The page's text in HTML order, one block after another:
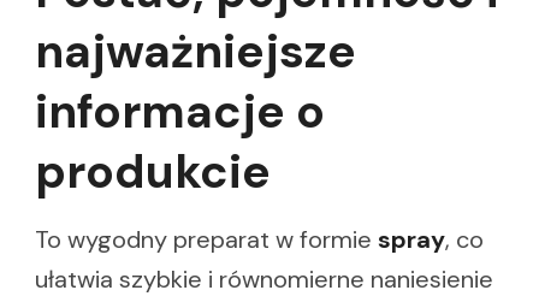
najważniejsze
informacje o
produkcie
To wygodny preparat w formie spray, co
ułatwia szybkie i równomierne naniesienie